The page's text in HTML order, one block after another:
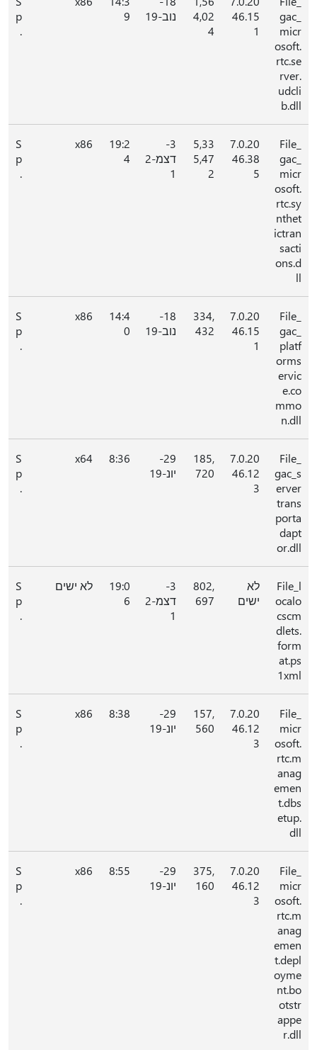
gac_
micr
osoft.
rtc.se
rver.
udcli
b.dll
46.15
1
4,02
4
נוב-19
9
p
.
File_
gac_
micr
osoft.
rtc.sy
nthet
ictran
sacti
ons.d
ll
7.0.20
46.38
5
5,33
5,47
2
3-
דצמ-2
1
19:2
4
x86
S
p
.
File_
gac_
platf
orms
ervic
e.co
mmo
n.dll
7.0.20
46.15
1
334,
432
18-
נוב-19
14:4
0
x86
S
p
.
File_
gac_s
erver
trans
porta
dapt
or.dll
7.0.20
46.12
3
185,
720
29-
יונ-19
8:36
x64
S
p
.
File_l
ocalo
cscm
dlets.
form
at.ps
1xml
לא
ישים
802,
697
3-
דצמ-2
1
19:0
6
לא ישים
S
p
.
File_
micr
osoft.
rtc.m
anag
emen
t.dbs
etup.
dll
7.0.20
46.12
3
157,
560
29-
יונ-19
8:38
x86
S
p
.
File_
micr
osoft.
rtc.m
anag
emen
t.depl
oyme
nt.bo
otstr
appe
r.dll
7.0.20
46.12
3
375,
160
29-
יונ-19
8:55
x86
S
p
.